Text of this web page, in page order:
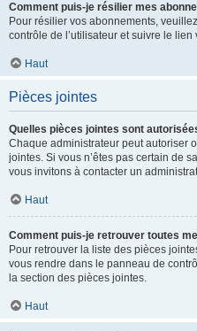
Comment puis-je résilier mes
Pour résilier vos abonnements,
contrôle de l’utilisateur et suivre le
Haut
Pièces jointes
Quelles pièces jointes sont
Chaque administrateur peut autoriser
jointes. Si vous n’êtes pas certain de
vous invitons à contacter un
Haut
Comment puis-je retrouver toutes
Pour retrouver la liste des pièces
vous rendre dans le panneau de
la section des pièces jointes.
Haut